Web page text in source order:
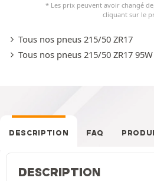
* Les prix peuvent avoir changé
cliquant sur le
Tous nos pneus 215/50 ZR17
Tous nos pneus 215/50 ZR17 95W
DESCRIPTION FAQ
DESCRIPTION